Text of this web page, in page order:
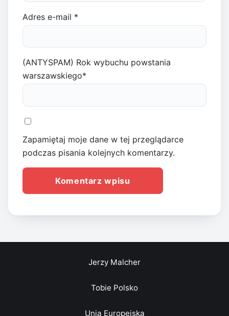
Adres e-mail *
(ANTYSPAM) Rok wybuchu powstania
warszawskiego*
Zapamiętaj moje dane w tej przeglądarce
podczas pisania kolejnych komentarzy.
Jerzy Malcher
Tobie Polsko
Unia Europejska